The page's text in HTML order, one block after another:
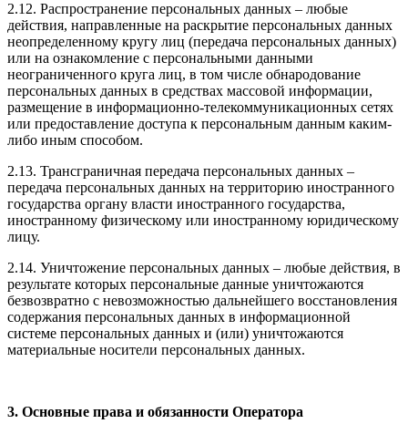
2.12. Распространение персональных данных – любые
действия, направленные на раскрытие персональных данных
неопределенному кругу лиц (передача персональных данных)
или на ознакомление с персональными данными
неограниченного круга лиц, в том числе обнародование
персональных данных в средствах массовой информации,
размещение в информационно-телекоммуникационных сетях
или предоставление доступа к персональным данным каким-
либо иным способом.
2.13. Трансграничная передача персональных данных –
передача персональных данных на территорию иностранного
государства органу власти иностранного государства,
иностранному физическому или иностранному юридическому
лицу.
2.14. Уничтожение персональных данных – любые действия, в
результате которых персональные данные уничтожаются
безвозвратно с невозможностью дальнейшего восстановления
содержания персональных данных в информационной
системе персональных данных и (или) уничтожаются
материальные носители персональных данных.
3. Основные права и обязанности Оператора